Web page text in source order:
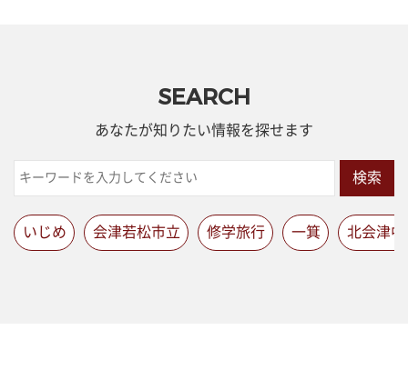
SEARCH
あなたが知りたい情報を探せます
検索
いじめ 会津若松市立 修学旅行 一箕 北会津中